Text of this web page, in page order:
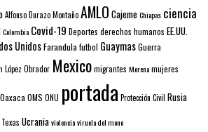
Alfonso Durazo MontañoAMLO CajemeChiapas ciencia
Colombia Covid-19 Deportes derechos humanos EE.UU.
UnidosFarandulafutbol GuaymasGuerra
López Obrador Mexicomigrantes Morenamujeres
Oaxaca OMS ONU portada Protección Civil Rusia
Texas Ucraniaviolenciaviruela del mono